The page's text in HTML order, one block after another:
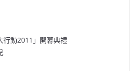
行動2011」開幕典禮